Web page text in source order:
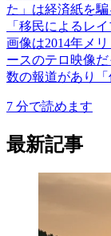
た」は経済紙を
「移民によるレ
画像は2014年メ
ースのテロ映像
数の報道があり「
7 分で読めます
最新記事